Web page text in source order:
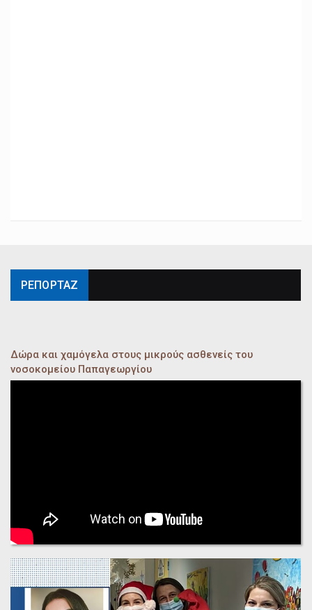
ΡΕΠΟΡΤΑΖ
Δώρα και χαμόγελα στους μικρούς ασθενείς του
νοσοκομείου Παπαγεωργίου